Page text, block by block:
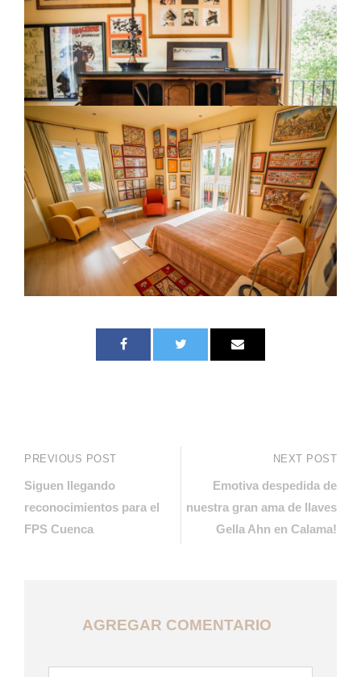
PREVIOUS POST
Siguen llegando
reconocimientos para el
FPS Cuenca
NEXT POST
Emotiva despedida de
nuestra gran ama de llaves
Gella Ahn en Calama!
AGREGAR COMENTARIO